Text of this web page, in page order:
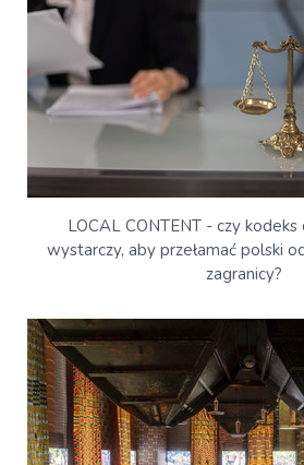
LOCAL CONTENT - czy
wystarczy, aby przełamać polski
zagranicy?